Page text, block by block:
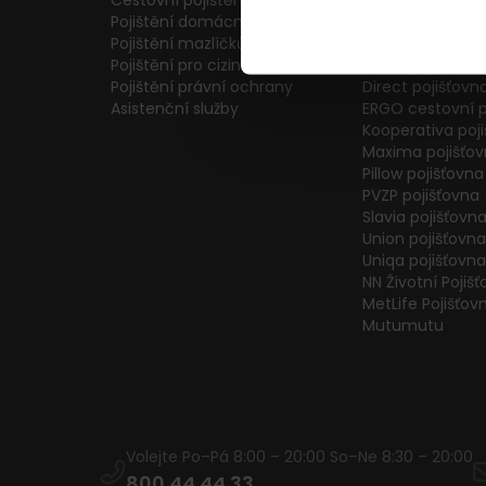
Pojištění domácnosti
Pojištění mazlíčků
Pojištění pro cizince
Pojištění právní ochrany
Asistenční služby
Direct
ERGO cestovní
Kooperativa
Maxima
Pillow pojišťovna
PVZP pojišťovna
Slavia pojišťovna
Union pojišťovna
Uniqa pojišťovna
NN Životní
MetLife
Mutumutu
Volejte Po–Pá 8:00 – 20:00 So–Ne 8:30 – 20:00